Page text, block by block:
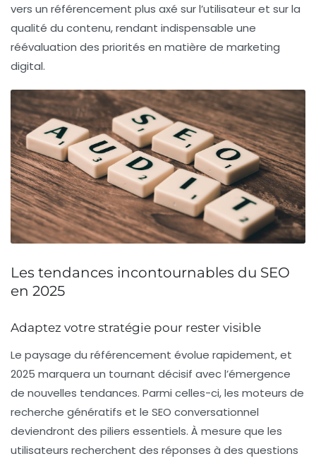
vers un référencement plus axé sur l’utilisateur et sur la
qualité du contenu, rendant indispensable une
réévaluation des priorités en matière de marketing
digital.
Les tendances incontournables du SEO
en 2025
Adaptez votre stratégie pour rester visible
Le paysage du référencement évolue rapidement, et
2025 marquera un tournant décisif avec l’émergence
de nouvelles tendances. Parmi celles-ci, les moteurs de
recherche génératifs et le SEO conversationnel
deviendront des piliers essentiels. À mesure que les
utilisateurs recherchent des réponses à des questions